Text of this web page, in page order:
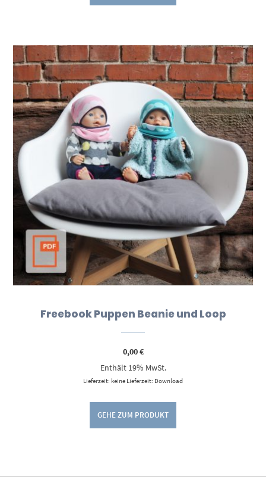
Freebook Puppen Beanie und Loop
0,00€
Enthält 19% MwSt.
Lieferzeit: keine Lieferzeit: Download
GEHE ZUM PRODUKT